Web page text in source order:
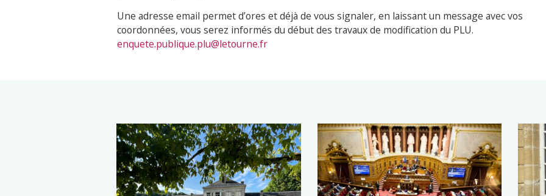
Une adresse email permet d’ores et déjà de vous signaler, en laissant un message avec vos
coordonnées, vous serez informés du début des travaux de modification du PLU.
enquete.publique.plu@letourne.fr